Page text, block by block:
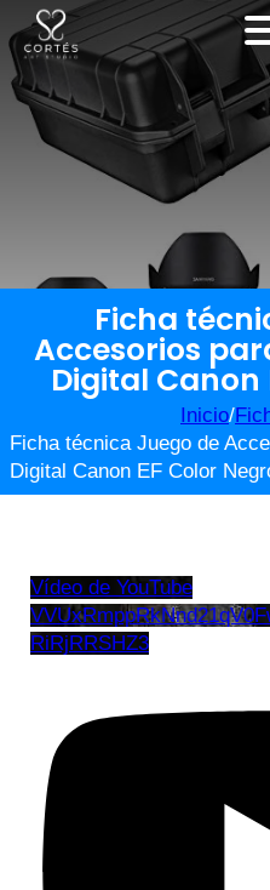
Ficha
Accesorios
Digital Canon
Inicio/
Ficha técnica Juego de
Digital Canon EF Color
Vídeo de YouTube
RiRjRRSHZ3